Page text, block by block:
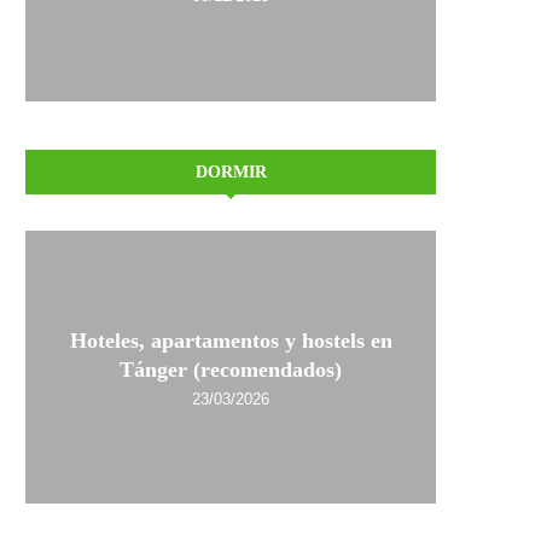
DORMIR
Hoteles, apartamentos y hostels en
Tánger (recomendados)
23/03/2026